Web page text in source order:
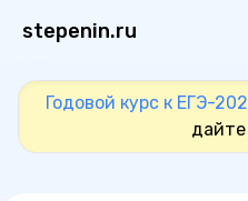
stepenin.ru
Годовой курс к ЕГЭ-